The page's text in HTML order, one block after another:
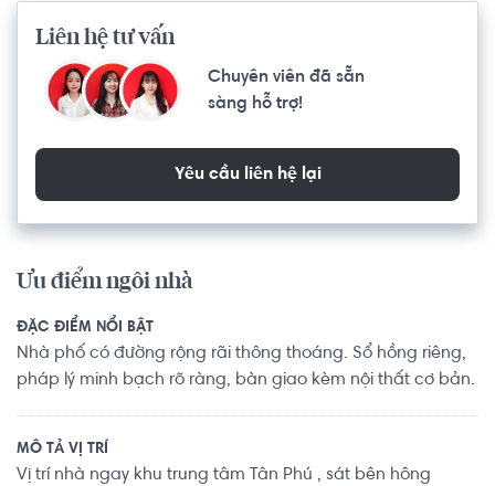
Liên hệ tư vấn
Chuyên viên đã sẵn
sàng hỗ trợ!
Yêu cầu liên hệ lại
Ưu điểm ngôi nhà
ĐẶC ĐIỂM NỔI BẬT
Nhà phố có đường rộng rãi thông thoáng. Sổ hồng riêng,
pháp lý minh bạch rõ ràng, bàn giao kèm nội thất cơ bản.
MÔ TẢ VỊ TRÍ
Vị trí nhà ngay khu trung tâm Tân Phú , sát bên hông